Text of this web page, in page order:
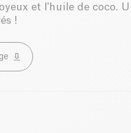
et l'huile de coco.
!